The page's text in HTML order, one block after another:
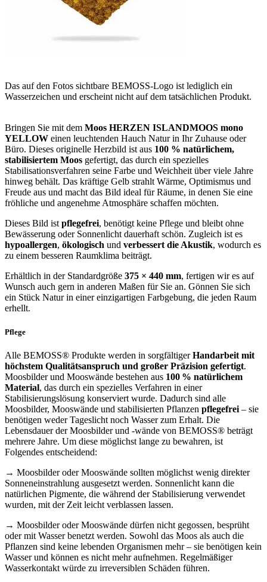
Das auf den Fotos sichtbare BEMOSS-Logo ist lediglich ein
Wasserzeichen und erscheint nicht auf dem tatsächlichen Produkt.
Bringen Sie mit dem Moos HERZEN ISLANDMOOS mono
YELLOW einen leuchtenden Hauch Natur in Ihr Zuhause oder
Büro. Dieses originelle Herzbild ist aus 100 % natürlichem,
stabilisiertem Moos gefertigt, das durch ein spezielles
Stabilisationsverfahren seine Farbe und Weichheit über viele Jahre
hinweg behält. Das kräftige Gelb strahlt Wärme, Optimismus und
Freude aus und macht das Bild ideal für Räume, in denen Sie eine
fröhliche und angenehme Atmosphäre schaffen möchten.
Dieses Bild ist pflegefrei, benötigt keine Pflege und bleibt ohne
Bewässerung oder Sonnenlicht dauerhaft schön. Zugleich ist es
hypoallergen, ökologisch und verbessert die Akustik, wodurch es
zu einem besseren Raumklima beiträgt.
Erhältlich in der Standardgröße 375 × 440 mm, fertigen wir es auf
Wunsch auch gern in anderen Maßen für Sie an. Gönnen Sie sich
ein Stück Natur in einer einzigartigen Farbgebung, die jeden Raum
erhellt.
Pflege
Alle BEMOSS® Produkte werden in sorgfältigerHandarbeit mit
höchstem Qualitätsanspruch und großer Präzision gefertigt.
Moosbilder und Mooswände bestehen aus 100 % natürlichem
Material, das durch ein spezielles Verfahren in einer
Stabilisierungslösung konserviert wurde. Dadurch sind alle
Moosbilder, Mooswände und stabilisierten Pflanzen pflegefrei – sie
benötigen weder Tageslicht noch Wasser zum Erhalt. Die
Lebensdauer der Moosbilder und -wände von BEMOSS® beträgt
mehrere Jahre. Um diese möglichst lange zu bewahren, ist
Folgendes entscheidend:
→ Moosbilder oder Mooswände sollten möglichst wenig direkter
Sonneneinstrahlung ausgesetzt werden. Sonnenlicht kann die
natürlichen Pigmente, die während der Stabilisierung verwendet
wurden, mit der Zeit leicht verblassen lassen.
→ Moosbilder oder Mooswände dürfen nicht gegossen, besprüht
oder mit Wasser benetzt werden. Sowohl das Moos als auch die
Pflanzen sind keine lebenden Organismen mehr – sie benötigen kein
Wasser und können es nicht mehr aufnehmen. Regelmäßiger
Wasserkontakt würde zu irreversiblen Schäden führen.